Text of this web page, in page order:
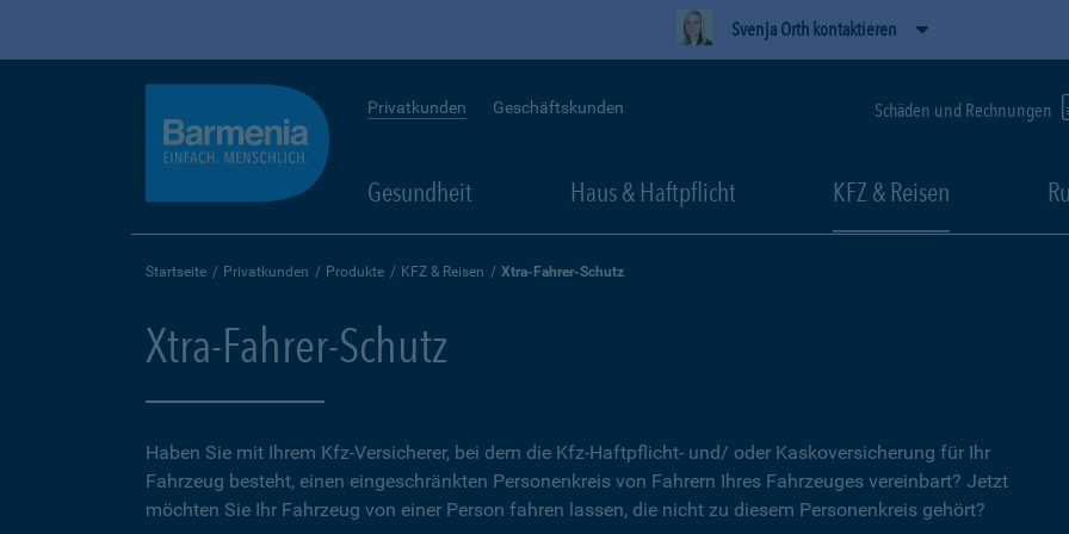
Svenja Orth kontaktieren
Privatkunden Geschäftskunden Schäden und Rechnungen
Gesundheit Haus & Haftpflicht KFZ & Reisen
Startseite Privatkunden Produkte KFZ & Reisen Xtra-Fahrer-Schutz
Xtra-Fahrer-Schutz
Haben Sie mit Ihrem Kfz-Versicherer, bei dem die Kfz-Haftpflicht- und/ oder Kaskoversicherung für Ihr
Fahrzeug besteht, einen eingeschränkten Personenkreis von Fahrern Ihres Fahrzeuges vereinbart? Jetzt
möchten Sie Ihr Fahrzeug von einer Person fahren lassen, die nicht zu diesem Personenkreis gehört?